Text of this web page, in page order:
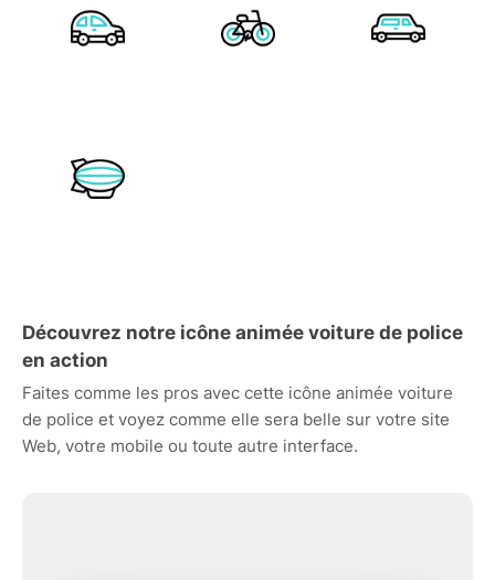
Découvrez notre icône animée voiture de police
en action
Faites comme les pros avec cette icône animée voiture
de police et voyez comme elle sera belle sur votre site
Web, votre mobile ou toute autre interface.